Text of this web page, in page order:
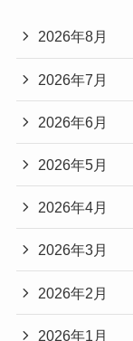
2026年8月
2026年7月
2026年6月
2026年5月
2026年4月
2026年3月
2026年2月
2026年1月